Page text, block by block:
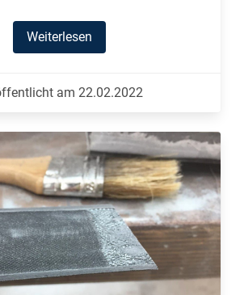
Weiterlesen
am 22.02.2022